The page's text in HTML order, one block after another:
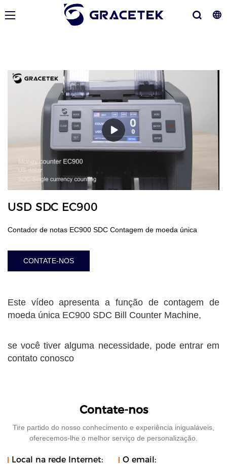
USD SDC EC900
Contador de notas EC900 SDC Contagem de moeda única
CONTATE-NOS
Este vídeo apresenta a função de contagem de
moeda única EC900 SDC Bill Counter Machine,
se você tiver alguma necessidade, pode entrar em
contato conosco
Contate-nos
Tire partido do nosso conhecimento e experiência inigualáveis,
oferecemos-lhe o melhor serviço de personalização.
Local na rede Internet: O email: